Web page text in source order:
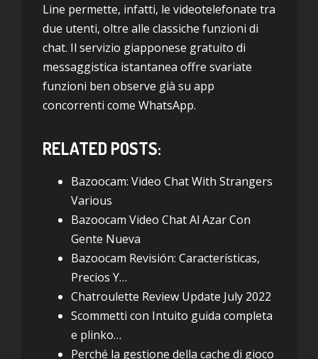
Line permette, infatti, le videotelefonate tra
due utenti, oltre alle classiche funzioni di
chat. Il servizio giapponese gratuito di
messaggistica istantanea offre svariate
funzioni ben observe già su app
concorrenti come WhatsApp.
RELATED POSTS:
Bazoocam: Video Chat With Strangers
Various
Bazoocam Video Chat Al Azar Con
Gente Nueva
Bazoocam Revisión: Características,
Precios Y…
Chatroulette Review Update July 2022
Scommetti con Intuito guida completa
e plinko…
Perché la gestione della cache di gioco